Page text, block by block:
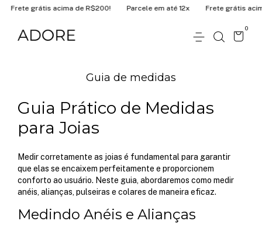
Frete grátis acima de R$200! Parcele em até 12x Frete grátis
0
Guia de medidas
Guia Prático de Medidas
para Joias
Medir corretamente as joias é fundamental para garantir
que elas se encaixem perfeitamente e proporcionem
conforto ao usuário. Neste guia, abordaremos como medir
anéis, alianças, pulseiras e colares de maneira eficaz.
Medindo Anéis e Alianças